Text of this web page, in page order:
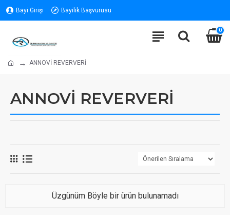
Bayi Girişi Bayilik Başvurusu
0
ANNOVİ REVERVERİ
ANNOVİ REVERVERİ
Üzgünüm Böyle bir ürün bulunamadı